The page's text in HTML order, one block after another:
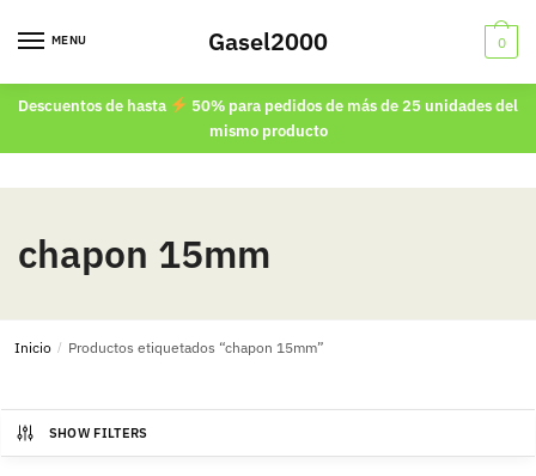
MENU Gasel2000 0
Descuentos de hasta
50% para pedidos de más de 25 unidades del
mismo producto
chapon 15mm
Inicio / Productos etiquetados “chapon 15mm”
SHOW FILTERS